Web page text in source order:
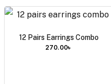
12 Pairs Earrings Combo
270.00৳